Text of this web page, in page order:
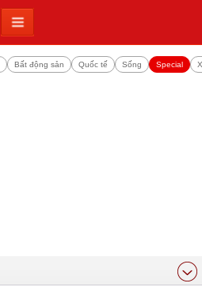
Bất động sản Quốc tế Sống Special